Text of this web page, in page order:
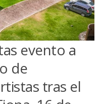
evento a
de
tras el